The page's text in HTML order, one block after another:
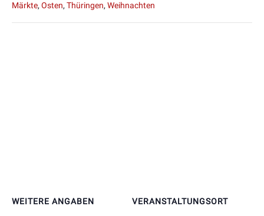
Märkte, Osten, Thüringen, Weihnachten
VERANSTALTUNGSORT
WEITERE ANGABEN